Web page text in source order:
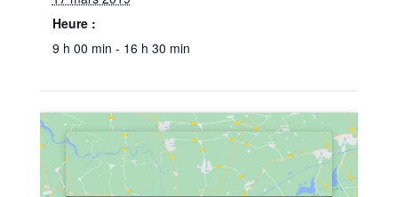
Heure :
9 h 00 min - 16 h 30 min